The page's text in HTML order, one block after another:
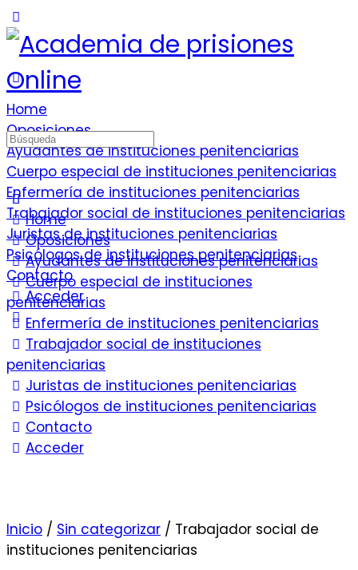
Home
Oposiciones
Ayudantes de instituciones penitenciarias
Cuerpo especial de instituciones penitenciarias
Enfermería de instituciones penitenciarias
Trabajador social de instituciones penitenciarias
Juristas de instituciones penitenciarias
Psicólogos de instituciones penitenciarias
Contacto
Acceder
Home
Oposiciones
Ayudantes de instituciones penitenciarias
Cuerpo especial de instituciones
penitenciarias
Enfermería de instituciones penitenciarias
Trabajador social de instituciones
penitenciarias
Juristas de instituciones penitenciarias
Psicólogos de instituciones penitenciarias
Contacto
Acceder
Inicio / Sin categorizar / Trabajador social de
instituciones penitenciarias